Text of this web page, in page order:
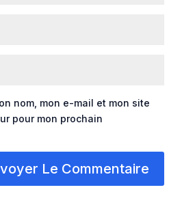
nom, mon e-mail et mon site
pour mon prochain